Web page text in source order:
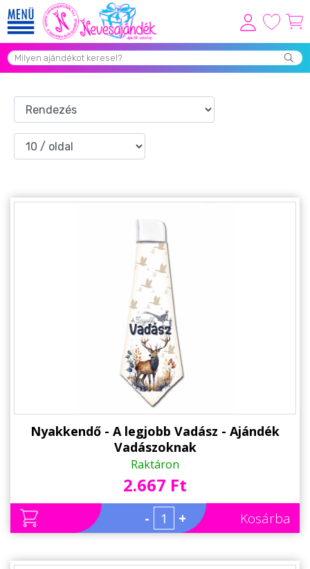
Viszonteladóknak
Grill Party Kellékek ❤️
Egyedi Ajándékok Rendelés
Vicces Pólók
Ajándék Ötletek Férfiaknak
Családtagoknak
Névnapi ajándékok
Nyakkendő - A legjobb Vadász - Ajándék
Vadászoknak
Raktáron
2.667 Ft
- + Kosárba